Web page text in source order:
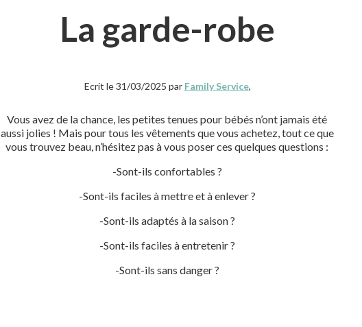
La garde-robe
Ecrit le 31/03/2025 par Family Service,
Vous avez de la chance, les petites tenues pour bébés n’ont jamais été
aussi jolies ! Mais pour tous les vêtements que vous achetez, tout ce que
vous trouvez beau, n’hésitez pas à vous poser ces quelques questions :
-Sont-ils confortables ?
-Sont-ils faciles à mettre et à enlever ?
-Sont-ils adaptés à la saison ?
-Sont-ils faciles à entretenir ?
-Sont-ils sans danger ?